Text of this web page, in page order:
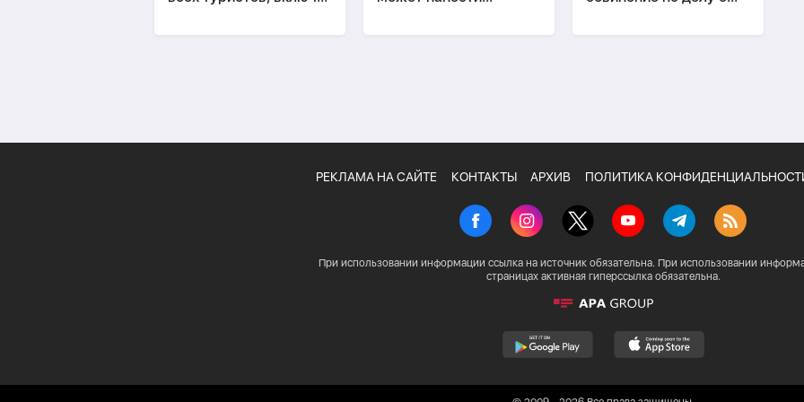
ущерб в €800 млрд
млн
РЕКЛАМА НА САЙТЕ КОНТАКТЫ АРХИВ ПОЛИТИКА
При использовании информации ссылка на источник обязательна. При использовании
страницах активная гиперссылка обязательна.